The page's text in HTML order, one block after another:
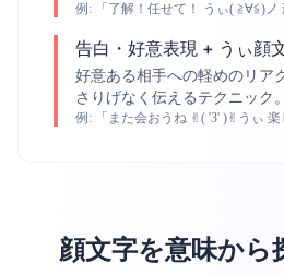
例: 「了解！任せて！ うぃ( ≧∀≦)ノ
告白・好意表現 + うぃ顔
好意ある相手への軽めのリア
さりげなく伝えるテクニック。
例: 「また会おうね ✌︎( 'З' )✌︎うぃ 楽
顔文字を意味から